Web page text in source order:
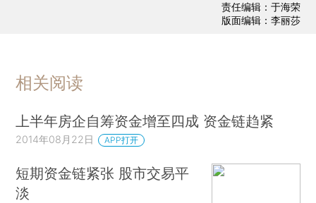
责任编辑：于海荣
版面编辑：李丽莎
相关阅读
上半年房企自筹资金增至四成 资金链趋紧
2014年08月22日 APP打开
短期资金链紧张 股市交易平
淡